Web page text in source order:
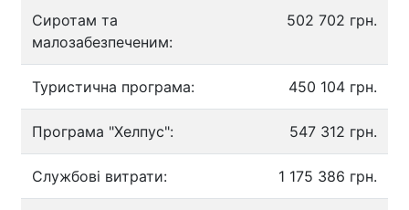
Сиротам та
малозабезпеченим:
502 702 грн.
Туристична програма: 450 104 грн.
Програма "Хелпус": 547 312 грн.
Службові витрати: 1 175 386 грн.